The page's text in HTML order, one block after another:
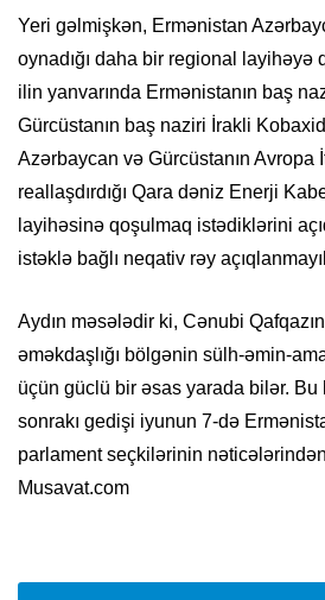
Yeri gəlmişkən, Ermənistan
oynadığı daha bir regional layihəyə
ilin yanvarında Ermənistanın baş
Gürcüstanın baş naziri İrakli
Azərbaycan və Gürcüstanın Avropa
reallaşdırdığı Qara dəniz Enerji
layihəsinə qoşulmaq istədiklərini
istəklə bağlı neqativ rəy
Aydın məsələdir ki, Cənubi
əməkdaşlığı bölgənin sülh-əmin-
üçün güclü bir əsas yarada bilər. Bu
sonrakı gedişi iyunun 7-də
parlament seçkilərinin
Musavat.com